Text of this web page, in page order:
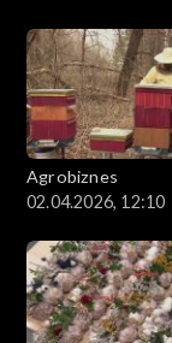
Agrobiznes
02.04.2026, 12:10